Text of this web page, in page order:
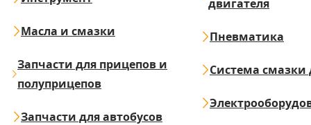
Масла и смазки
Запчасти для прицепов и
полуприцепов
Запчасти для автобусов
двигателя
Пневматика
Система смазки